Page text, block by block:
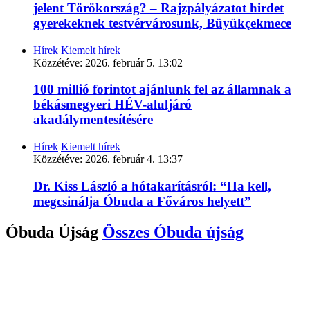
jelent Törökország? – Rajzpályázatot hirdet
gyerekeknek testvérvárosunk, Büyükçekmece
Hírek Kiemelt hírek
Közzétéve: 2026. február 5. 13:02
100 millió forintot ajánlunk fel az államnak a
békásmegyeri HÉV-aluljáró
akadálymentesítésére
Hírek Kiemelt hírek
Közzétéve: 2026. február 4. 13:37
Dr. Kiss László a hótakarításról: “Ha kell,
megcsinálja Óbuda a Főváros helyett”
Óbuda Újság Összes Óbuda újság